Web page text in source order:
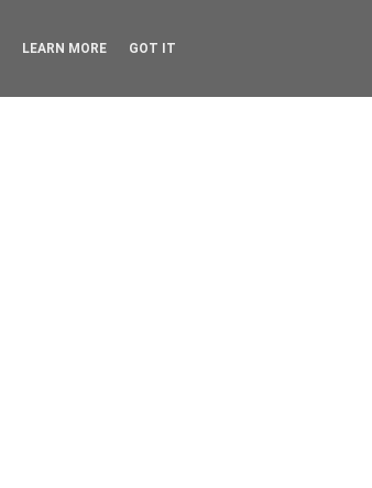
LEARN MORE GOT IT